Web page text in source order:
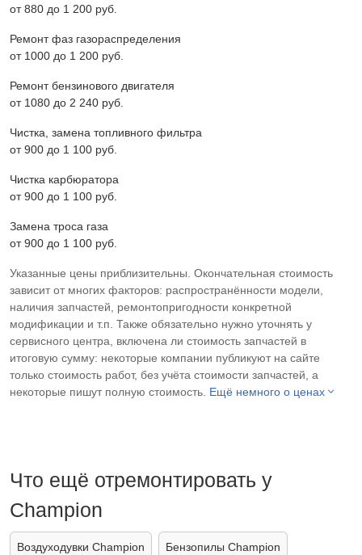
от 880 до 1 200 pyб.
Ремонт фаз газораспределения
от 1000 до 1 200 pyб.
Ремонт бензинового двигателя
от 1080 до 2 240 pyб.
Чистка, замена топливного фильтра
от 900 до 1 100 pyб.
Чистка карбюратора
от 900 до 1 100 pyб.
Замена троса газа
от 900 до 1 100 pyб.
Указанные цены приблизительны. Окончательная стоимость
зависит от многих факторов: распространённости модели,
наличия запчастей, ремонтопригодности конкретной
модификации и т.п. Также обязательно нужно уточнять у
сервисного центра, включена ли стоимость запчастей в
итоговую сумму: некоторые компании публикуют на сайте
только стоимость работ, без учёта стоимости запчастей, а
некоторые пишут полную стоимость. Ещё немного о ценах
Что ещё отремонтировать у
Champion
Воздуходувки Champion Бензопилы Champion